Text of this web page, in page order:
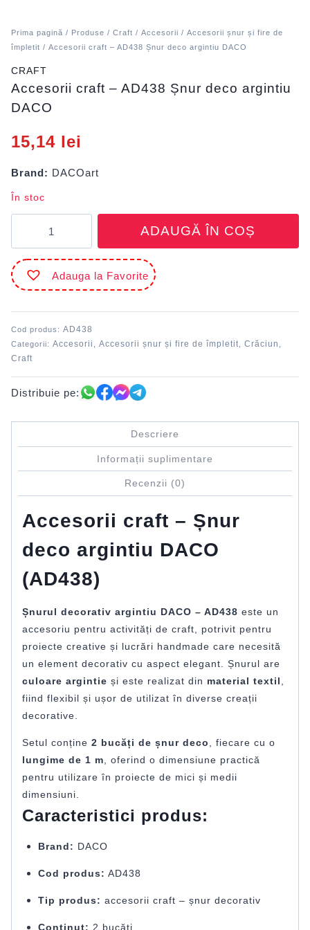
Prima pagină / Produse / Craft / Accesorii / Accesorii șnur și fire de
împletit / Accesorii craft – AD438 Șnur deco argintiu DACO
CRAFT
Accesorii craft – AD438 Șnur deco argintiu
DACO
15,14 lei
Brand: DACOart
În stoc
Accesorii
craft
-
AD438
Șnur
DACO
ADAUGĂ ÎN COȘ
Adauga la Favorite
Cod produs: AD438
Categorii: Accesorii , Accesorii șnur și fire de împletit, Crăciun ,
Craft
Distribuie pe:
Descriere
Informații suplimentare
Recenzii (0)
Accesorii craft – Șnur
deco argintiu DACO
(AD438)
Șnurul decorativ argintiu DACO – AD438 este un
accesoriu pentru activități de craft, potrivit pentru
proiecte creative și lucrări handmade care necesită
un element decorativ cu aspect elegant. Șnurul are
culoare argintie și este realizat din material textil
fiind flexibil și ușor de utilizat în diverse creații
decorative.
Setul conține 2 bucăți de șnur deco
, fiecare cu o
lungime de 1 m , oferind o dimensiune practică
pentru utilizare în proiecte de mici și medii
dimensiuni.
Caracteristici produs:
Brand: DACO
Cod produs: AD438
Tip produs: accesorii craft – șnur decorativ
Conținut: 2 bucăți